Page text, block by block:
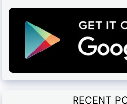
RECENT